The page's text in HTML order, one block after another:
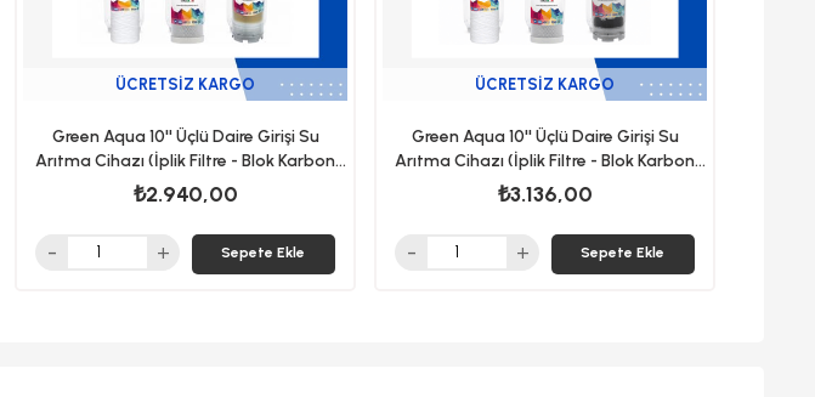
Green Aqua 10'' Üçlü Daire Girişi Su
Arıtma Cihazı (İplik Filtre - Blok Karbon
Filtre - Reçine Filtre)
₺2.940,00
ÜCRETSIZ KARGO
Sepete Ekle
Green Aqua 10'' Üçlü Daire Girişi Su
Arıtma Cihazı (İplik Filtre - Blok Karbon
Filtre - Silifoz Filtre)
₺3.136,00
ÜCRETSIZ KARGO
Sepete Ekle